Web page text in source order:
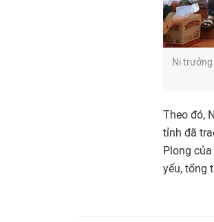
Ni
Theo đó,
tỉnh đã
Plong
yếu, tổng